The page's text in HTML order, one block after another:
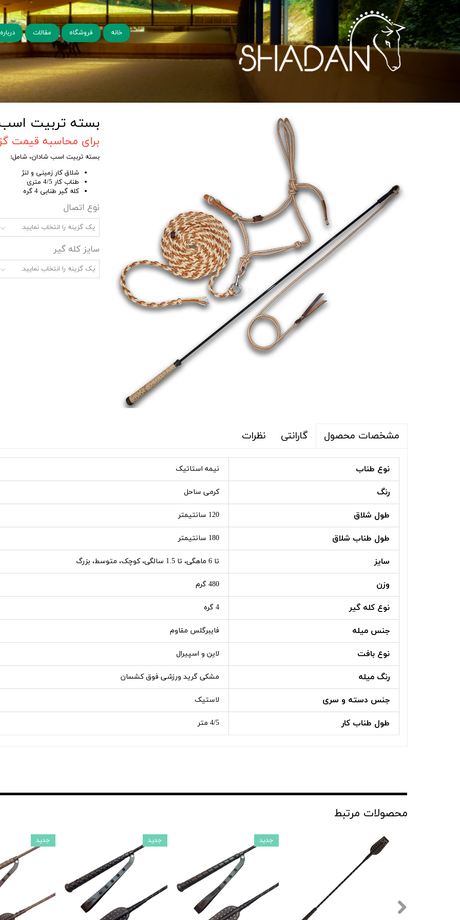
خانه فروشگاه مقالات
بسته تربیت
برای محاسبه قیمت
بسته تربیت اسب شادان، شامل:
شلاق کار زمینی و لنژ
طناب کار 4/5 متری
کله گیر طنابی 4 گره
نوع اتصال
یک گزینه را انتخاب نمایید.
سایز کله گیر
یک گزینه را انتخاب نمایید.
مشخصات محصول گارانتی نظرات
نوع طناب نیمه استاتیک
رنگ کرمی ساحل
طول شلاق 120 سانتیمتر
طول طناب شلاق 180 سانتیمتر
سایز تا 6 ماهگی، تا 1.5 سالگی، کوچک، متوسط، بزرگ
وزن 480 گرم
نوع کله گیر 4 گره
جنس میله فایبرگلس مقاوم
نوع بافت لاین و اسپیرال
رنگ میله مشکی گرید ورزشی فوق کشسان
جنس دسته و سری لاستیک
طول طناب کار 4/5 متر
محصولات مرتبط
جدید جدید جدید